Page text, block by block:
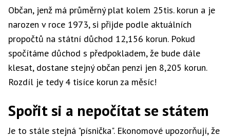
Občan, jenž má průměrný plat kolem 25tis. korun a je
narozen v roce 1973, si přijde podle aktuálních
propočtů na státní důchod 12,156 korun. Pokud
spočítáme důchod s předpokladem, že bude dále
klesat, dostane stejný občan penzi jen 8,205 korun.
Rozdíl je tedy 4 tisíce korun za měsíc!
Spořit si a nepočítat se státem
Je to stále stejná "písnička". Ekonomové upozorňují, že